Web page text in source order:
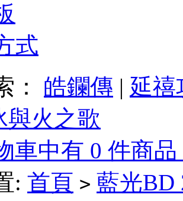
式
： 皓鑭傳 | 延禧
與火之歌
車中有 0 件商
: 首頁 > 藍光